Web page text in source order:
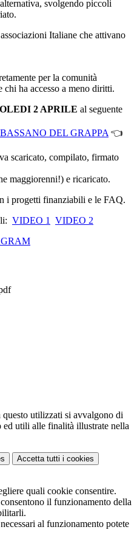
svolgendo piccoli
Italiane che attivano
per la comunità
chi ha accesso a meno diritti.
2 APRILE al seguente
DEL GRAPPA 👈
scaricato, compilato, firmato
maggiorenni!) e ricaricato.
i progetti finanziabili e le FAQ.
VIDEO 1
VIDEO 2
utilizzati si avvalgono di
ed utili alle finalità illustrate nella
Accetta tutti i cookies
quali cookie consentire.
il funzionamento della
al funzionamento potete